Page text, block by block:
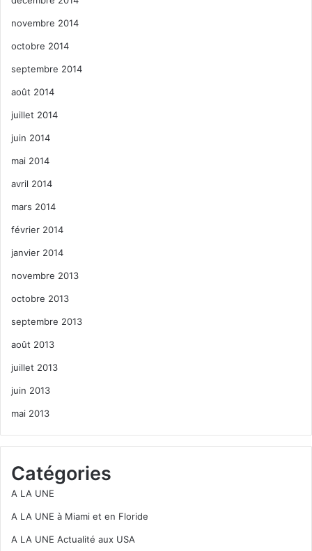
novembre 2014
octobre 2014
septembre 2014
août 2014
juillet 2014
juin 2014
mai 2014
avril 2014
mars 2014
février 2014
janvier 2014
novembre 2013
octobre 2013
septembre 2013
août 2013
juillet 2013
juin 2013
mai 2013
Catégories
A LA UNE
A LA UNE à Miami et en Floride
A LA UNE Actualité aux USA